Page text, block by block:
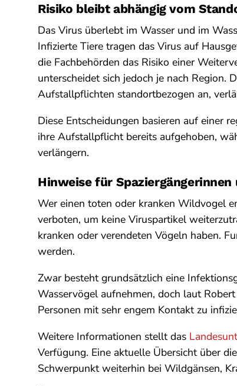
Risiko bleibt abhängig vom
Das Virus überlebt im Wasser und im
Infizierte Tiere tragen das Virus auf
die Fachbehörden das Risiko einer
unterscheidet sich jedoch je nach Region.
Aufstallpflichten standortbezogen an,
Diese Entscheidungen basieren auf einer
ihre Aufstallpflicht bereits aufgehoben,
verlängern.
Hinweise für
Wer einen toten oder kranken Wildvogel
verboten, um keine Viruspartikel
kranken oder verendeten Vögeln haben.
werden.
Zwar besteht grundsätzlich eine
Wasservögel aufnehmen, doch laut
Personen mit sehr engem Kontakt zu
Weitere Informationen stellt das
Verfügung. Eine aktuelle Übersicht über
Schwerpunkt weiterhin bei Wildgänsen,